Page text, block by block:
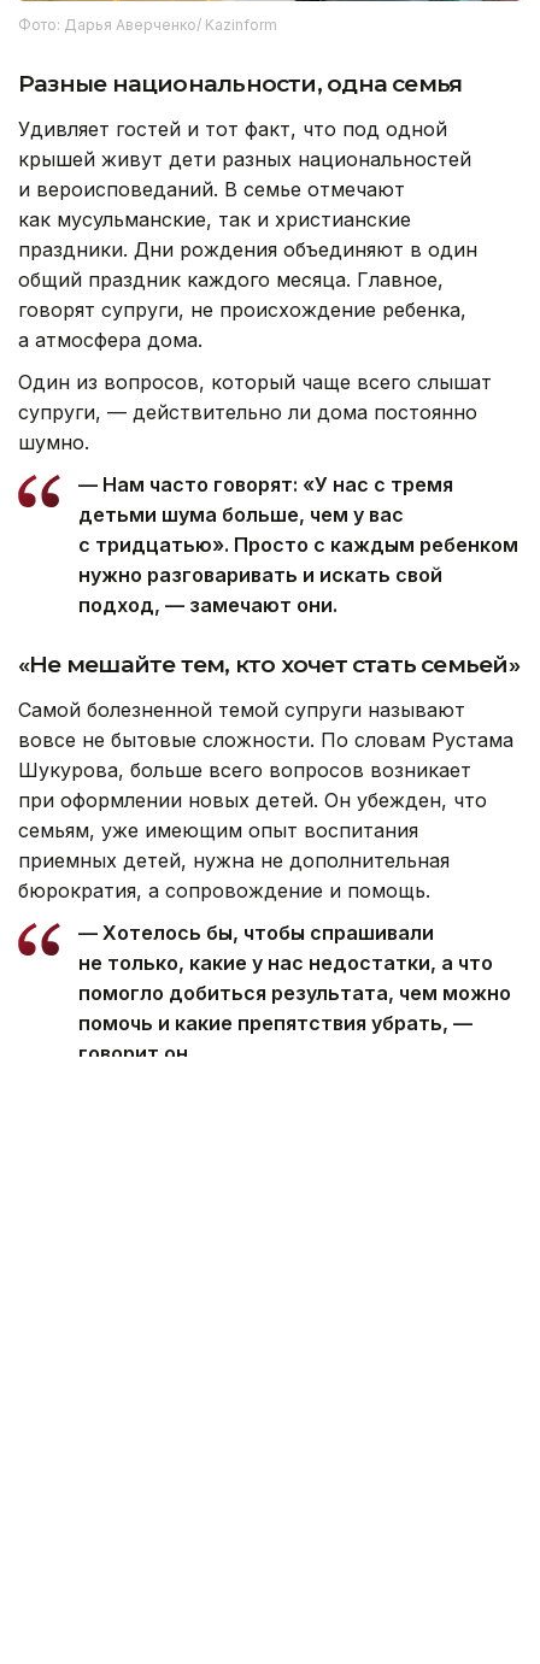
Фото: Дарья Аверченко/ Kazinform
Разные национальности, одна семья
Удивляет гостей и тот факт, что под одной
крышей живут дети разных национальностей
и вероисповеданий. В семье отмечают
как мусульманские, так и христианские
праздники. Дни рождения объединяют в один
общий праздник каждого месяца. Главное,
говорят супруги, не происхождение ребенка,
а атмосфера дома.
Один из вопросов, который чаще всего слышат
супруги, — действительно ли дома постоянно
шумно.
— Нам часто говорят: «У нас с тремя
детьми шума больше, чем у вас
с тридцатью». Просто с каждым ребенком
нужно разговаривать и искать свой
подход, — замечают они.
«Не мешайте тем, кто хочет стать семьей»
Самой болезненной темой супруги называют
вовсе не бытовые сложности. По словам Рустама
Шукурова, больше всего вопросов возникает
при оформлении новых детей. Он убежден, что
семьям, уже имеющим опыт воспитания
приемных детей, нужна не дополнительная
бюрократия, а сопровождение и помощь.
— Хотелось бы, чтобы спрашивали
не только, какие у нас недостатки, а что
помогло добиться результата, чем можно
помочь и какие препятствия убрать, —
говорит он.